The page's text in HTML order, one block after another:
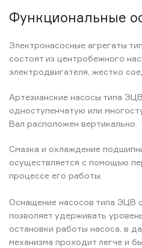
Функциональные
Электронасосные агрегаты
состоят из центробежного
электродвигателя, жестко
Артезианские насосы типа
одноступенчатую или
Вал расположен вертикально.
Смазка и охлаждение
осуществляется с помощью
процессе его работы.
Оснащение насосов типа ЭЦВ
позволяет удерживать
остановки работы насоса, в
механизма проходит легче и